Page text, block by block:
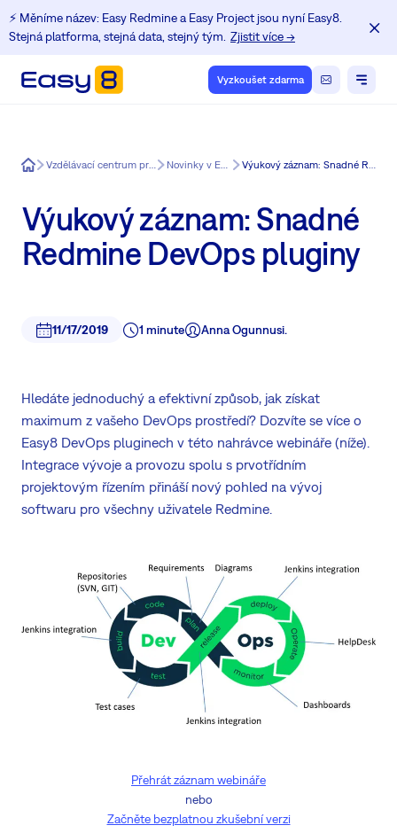
⚡️ Měníme název: Easy Redmine a Easy Project jsou nyní Easy8.
Stejná platforma, stejná data, stejný tým. Zjistit více →
Vyzkoušet zdarma
Easy8 Vzdělávací centrum pro uživatele Redmine Novinky v Easy Redmine Výukový záznam: Snadné Redmine DevOps pluginy
Výukový záznam: Snadné
Redmine DevOps pluginy
11/17/2019 1 minute Anna Ogunnusi.
Hledáte jednoduchý a efektivní způsob, jak získat
maximum z vašeho DevOps prostředí? Dozvíte se více o
Easy8 DevOps pluginech v této nahrávce webináře (níže).
Integrace vývoje a provozu spolu s prvotřídním
projektovým řízením přináší nový pohled na vývoj
softwaru pro všechny uživatele Redmine.
Přehrát záznam webináře
nebo
Začněte bezplatnou zkušební verzi